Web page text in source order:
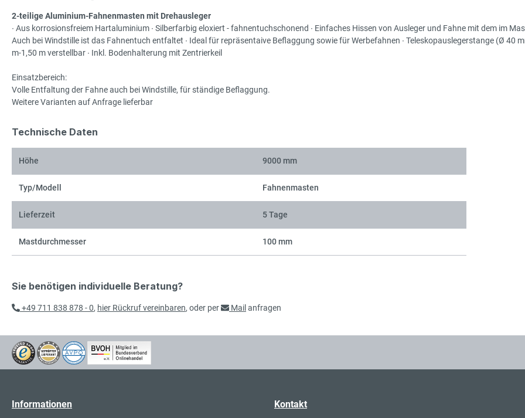
2-teilige Aluminium-Fahnenmasten mit Drehausleger
∙ Aus korrosionsfreiem Hartaluminium ∙ Silberfarbig eloxiert - fahnentuchschonend ∙ Einfaches Hissen von Ausleger und Fahne mit dem im
Auch bei Windstille ist das Fahnentuch entfaltet ∙ Ideal für repräsentaive Beflaggung sowie für Werbefahnen ∙ Teleskopauslegerstange (Ø 40
m-1,50 m verstellbar ∙ Inkl. Bodenhalterung mit Zentrierkeil
Einsatzbereich:
Volle Entfaltung der Fahne auch bei Windstille, für ständige Beflaggung.
Weitere Varianten auf Anfrage lieferbar
Technische Daten
Höhe 9000 mm
Typ/Modell Fahnenmasten
Lieferzeit 5 Tage
Mastdurchmesser 100 mm
Sie benötigen individuelle Beratung?
+49 711 838 878 - 0, hier Rückruf vereinbaren, oder per Mail anfragen
Informationen Kontakt